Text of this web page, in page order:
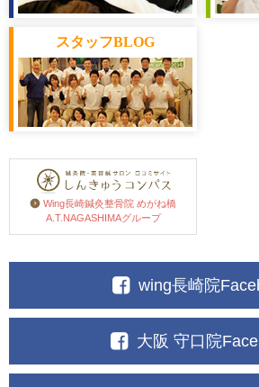
スタッフBLOG
Wing長崎鍼灸整骨院 めがね橋
A.T.NAGASHIMAグループ
wing長崎院
大阪 守口院